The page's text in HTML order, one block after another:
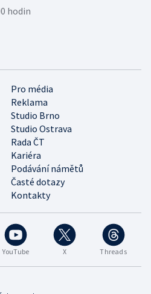
YouTube X Threads
Pro média
Reklama
Studio Brno
Studio Ostrava
Rada ČT
Kariéra
Podávání námětů
Časté dotazy
Kontakty
hodin